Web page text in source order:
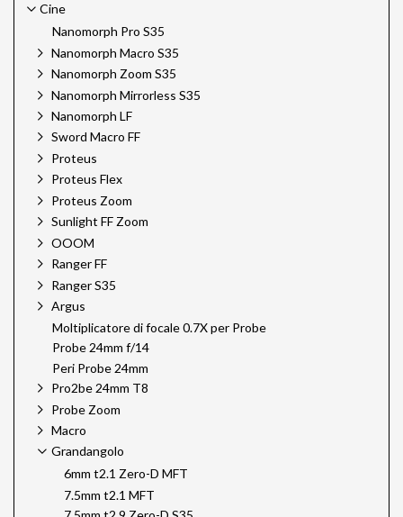
Cine
Nanomorph Pro S35
Nanomorph Macro S35
Nanomorph Zoom S35
Nanomorph Mirrorless S35
Nanomorph LF
Sword Macro FF
Proteus
Proteus Flex
Proteus Zoom
Sunlight FF Zoom
OOOM
Ranger FF
Ranger S35
Argus
Moltiplicatore di focale 0.7X per Probe
Probe 24mm f/14
Peri Probe 24mm
Pro2be 24mm T8
Probe Zoom
Macro
Grandangolo
6mm t2.1 Zero-D MFT
7.5mm t2.1 MFT